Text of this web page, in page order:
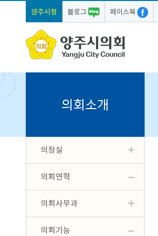
양주시청 블로그 페이스북
의회소개
의장실
의회연혁
의회사무과
의회기능